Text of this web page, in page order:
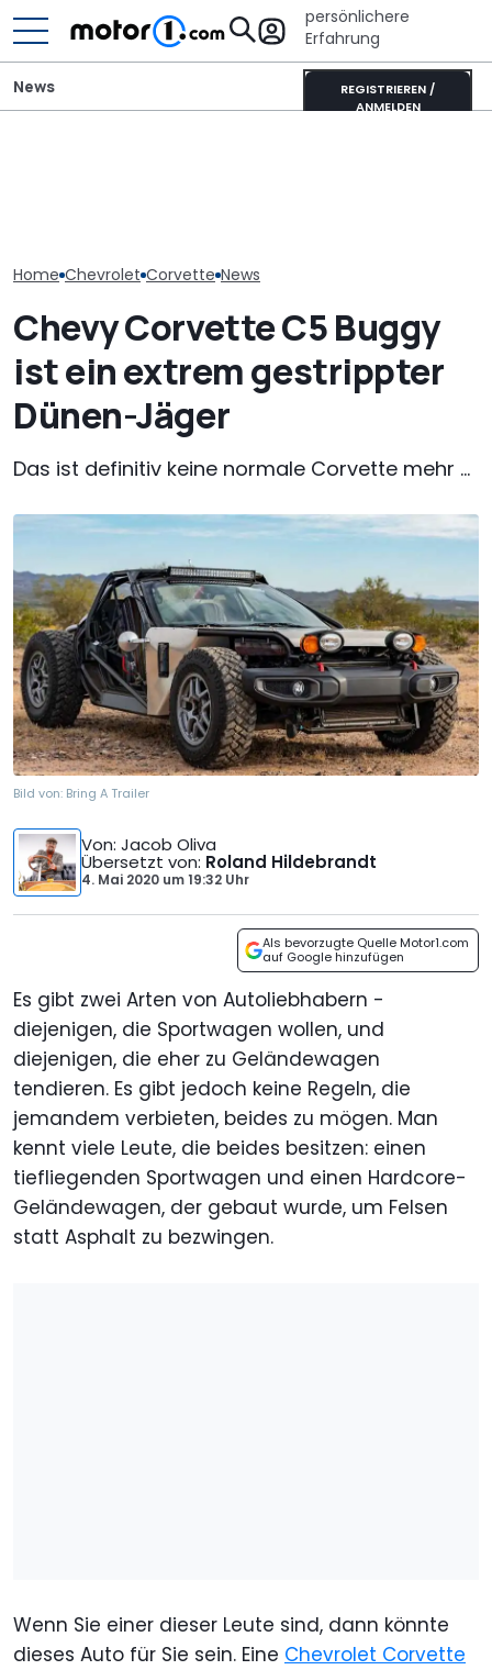
persönlichere
Erfahrung
REGISTRIEREN /
ANMELDEN
News
Home Chevrolet Corvette News
Chevy Corvette C5 Buggy
ist ein extrem gestrippter
Dünen-Jäger
Das ist definitiv keine normale Corvette mehr ...
Bild von: Bring A Trailer
Von: Jacob Oliva
Übersetzt von: Roland Hildebrandt
4. Mai 2020 um19:32 Uhr
Als bevorzugte Quelle Motor1.com
auf Google hinzufügen
Es gibt zwei Arten von Autoliebhabern -
diejenigen, die Sportwagen wollen, und
diejenigen, die eher zu Geländewagen
tendieren. Es gibt jedoch keine Regeln, die
jemandem verbieten, beides zu mögen. Man
kennt viele Leute, die beides besitzen: einen
tiefliegenden Sportwagen und einen Hardcore-
Geländewagen, der gebaut wurde, um Felsen
statt Asphalt zu bezwingen.
Wenn Sie einer dieser Leute sind, dann könnte
dieses Auto für Sie sein. Eine Chevrolet Corvette